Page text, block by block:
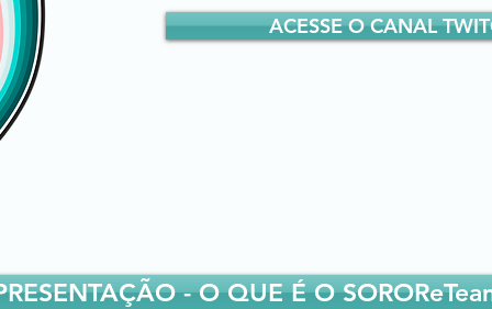
ACESSE O CANAL
- O QUE É O